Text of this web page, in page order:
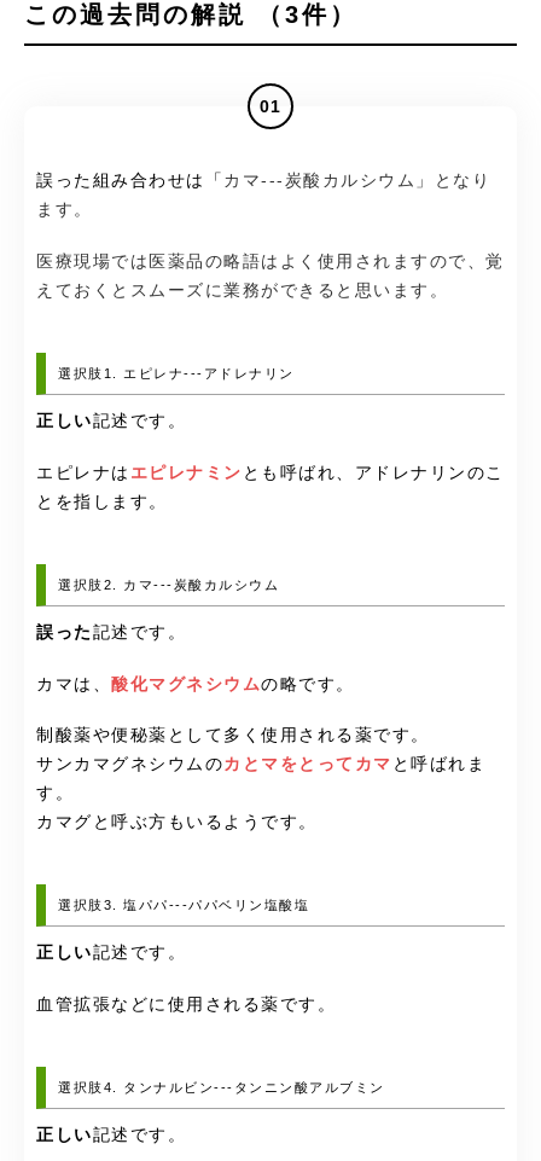
この過去問の解説 （3件）
01
誤った組み合わせは「 カマ---炭酸カルシウム」となり
ます。
医療現場では医薬品の略語はよく使用されますので、覚
えておくとスムーズに業務ができると思います。
選択肢1. エピレナ---アドレナリン
正しい記述です。
エピレナは エピレナミン とも呼ばれ、アドレナリンのこ
とを指します。
選択肢2. カマ---炭酸カルシウム
誤った 記述です。
カマは、 酸化マグネシウムの略です。
制酸薬や便秘薬として多く使用される薬です。
サンカマグネシウムのカとマをとってカマ と呼ばれま
す。
カマグと呼ぶ方もいるようです。
選択肢3. 塩パパ---パパベリン塩酸塩
正しい記述です。
血管拡張などに使用される薬です。
選択肢4. タンナルビン---タンニン酸アルブミン
正しい記述です。